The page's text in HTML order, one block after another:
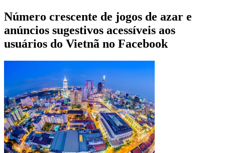
Número crescente de jogos de azar e
anúncios sugestivos acessíveis aos
usuários do Vietnã no Facebook